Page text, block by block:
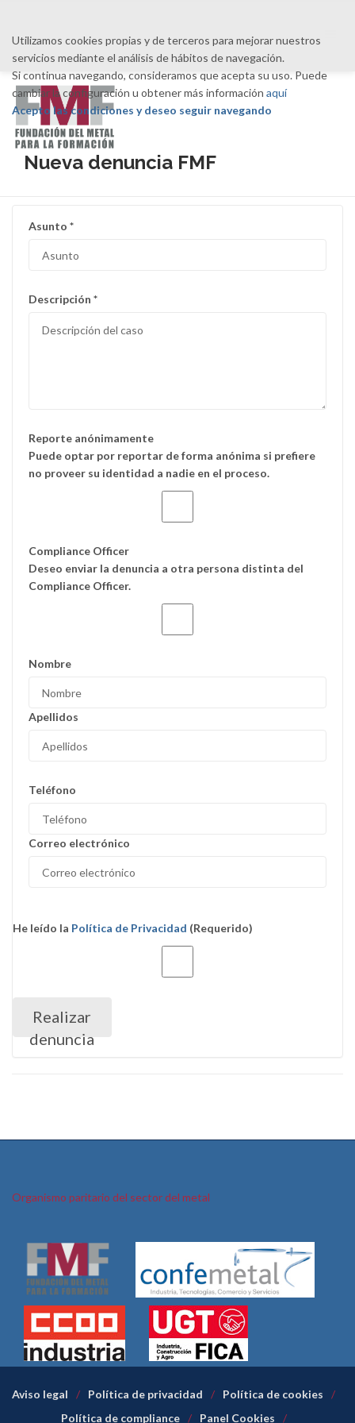
Utilizamos cookies propias y de terceros para mejorar nuestros
servicios mediante el análisis de hábitos de navegación.
Si continua navegando, consideramos que acepta su uso. Puede
cambiar la configuración u obtener más información aquí
Acepto las condiciones y deseo seguir navegando
Nueva denuncia FMF
Asunto *
Descripción *
Reporte anónimamente
Puede optar por reportar de forma anónima si prefiere
no proveer su identidad a nadie en el proceso.
Compliance Officer
Deseo enviar la denuncia a otra persona distinta del
Compliance Officer.
Nombre
Apellidos
Teléfono
Correo electrónico
He leído la ​ Política de Privacidad (Requerido)
Realizar
denuncia
Organismo paritario del sector del metal
Aviso legal Política de privacidad
Política de cookies
Política de compliance
Panel Cookies